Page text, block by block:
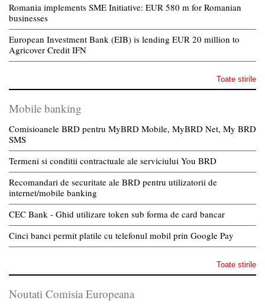
Romania implements SME Initiative: EUR 580 m for Romanian
businesses
European Investment Bank (EIB) is lending EUR 20 million to
Agricover Credit IFN
Toate stirile
Mobile banking
Comisioanele BRD pentru MyBRD Mobile, MyBRD Net, My BRD
SMS
Termeni si conditii contractuale ale serviciului You BRD
Recomandari de securitate ale BRD pentru utilizatorii de
internet/mobile banking
CEC Bank - Ghid utilizare token sub forma de card bancar
Cinci banci permit platile cu telefonul mobil prin Google Pay
Toate stirile
Noutati Comisia Europeana